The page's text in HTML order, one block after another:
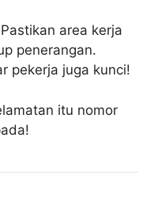
Pastikan area kerja
penerangan.
pekerja juga kunci!
itu nomor